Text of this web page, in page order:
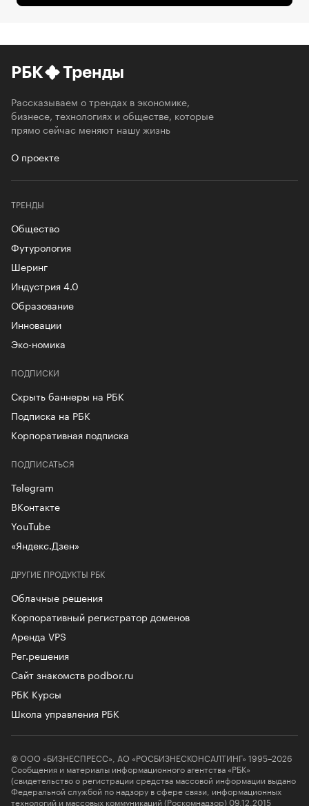
РБК Тренды
Рассказываем о трендах в экономике,
бизнесе, технологиях и обществе, которые
прямо сейчас меняют нашу жизнь
О проекте
ТРЕНДЫ
Общество
Футурология
Шеринг
Индустрия 4.0
Образование
Инновации
Эко-номика
ПОДПИСКИ
Скрыть баннеры на РБК
Подписка на РБК
Корпоративная подписка
ДРУГИЕ ПРОДУКТЫ РБК
Облачные решения
Корпоративный регистратор доменов
Аренда VPS
Рег.решения
Сайт знакомств podbor.ru
РБК Курсы
Школа управления РБК
ПОДПИСАТЬСЯ
Telegram
ВКонтакте
YouTube
«Яндекс.Дзен»
© ООО «БИЗНЕСПРЕСС», АО «РОСБИЗНЕСКОНСАЛТИНГ» 1995–2026
Сообщения и материалы информационного агентства «РБК»
(свидетельство о регистрации средства массовой информации выдано
Федеральной службой по надзору в сфере связи, информационных
технологий и массовых коммуникаций (Роскомнадзор) 09.12.2015